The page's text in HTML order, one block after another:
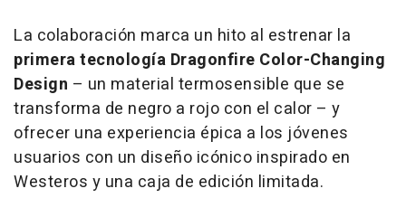
La colaboración marca un hito al estrenar la
primera tecnología Dragonfire Color-Changing
Design – un material termosensible que se
transforma de negro a rojo con el calor – y
ofrecer una experiencia épica a los jóvenes
usuarios con un diseño icónico inspirado en
Westeros y una caja de edición limitada.